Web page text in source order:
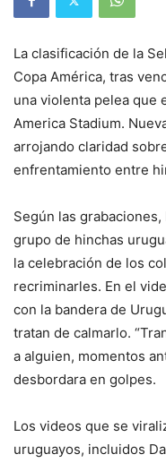
La clasificación de la
Copa América, tras
una violenta pelea que
America Stadium.
arrojando claridad
enfrentamiento entre
Según las
grupo de hinchas
la celebración de los
recriminarles. En el
con la bandera de
tratan de calmarlo.
a alguien, momentos
desbordara en golpes.
Los videos que se
uruguayos, incluidos